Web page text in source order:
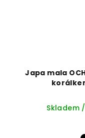
Japa mala
Skladem